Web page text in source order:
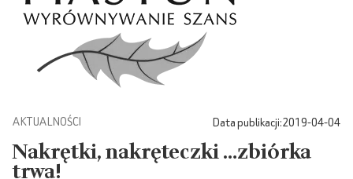
AKTUALNOŚCI Data publikacji:2019-04-04
Nakrętki, nakręteczki …zbiórka
trwa!